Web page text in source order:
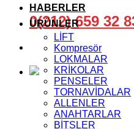
0(212) 659 32
HABERLER
ÜRÜNLER
LİFT
Kompresör
LOKMALAR
KRİKOLAR
PENSELER
TORNAVİDALAR
ALLENLER
ANAHTARLAR
BİTSLER